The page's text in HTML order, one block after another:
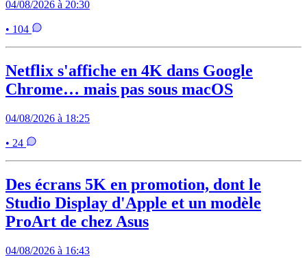
04/08/2026 à 20:30
• 104
Netflix s'affiche en 4K dans Google
Chrome… mais pas sous macOS
04/08/2026 à 18:25
• 24
Des écrans 5K en promotion, dont le
Studio Display d'Apple et un modèle
ProArt de chez Asus
04/08/2026 à 16:43